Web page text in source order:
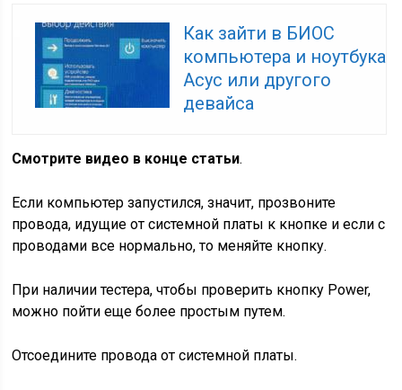
Как зайти в БИОС
компьютера и ноутбука
Асус или другого
девайса
Смотрите видео в конце статьи.
Если компьютер запустился, значит, прозвоните
провода, идущие от системной платы к кнопке и если с
проводами все нормально, то меняйте кнопку.
При наличии тестера, чтобы проверить кнопку Power,
можно пойти еще более простым путем.
Отсоедините провода от системной платы.